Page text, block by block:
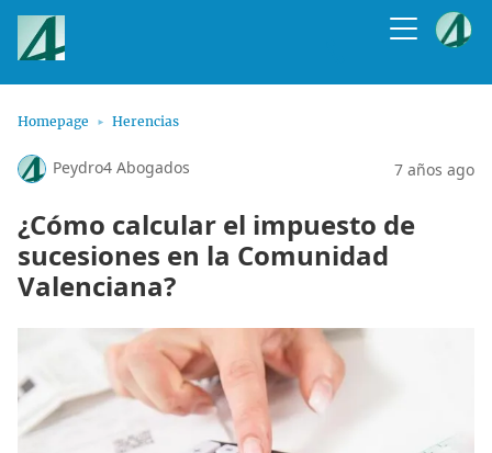
Homepage Herencias
Peydro4 Abogados 7 años ago
¿Cómo calcular el impuesto de
sucesiones en la Comunidad
Valenciana?